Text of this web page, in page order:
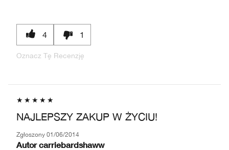
4 1
Oznacz Tę Recenzję
NAJLEPSZY ZAKUP W ŻYCIU!
Zgłoszony 01/06/2014
Autor carriebardshaww